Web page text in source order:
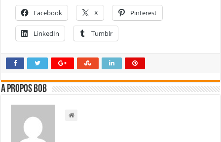
Facebook X Pinterest
LinkedIn Tumblr
A propos bOb